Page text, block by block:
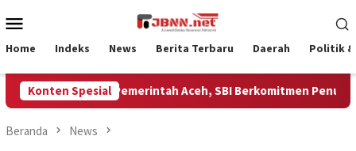
ke
Mobile
Home Indeks News Berita Terbaru Daerah Politik &
Konten Spesial
Permintaan Pemerintah Aceh, SBI Berkomitmen Penuhi
Beranda News